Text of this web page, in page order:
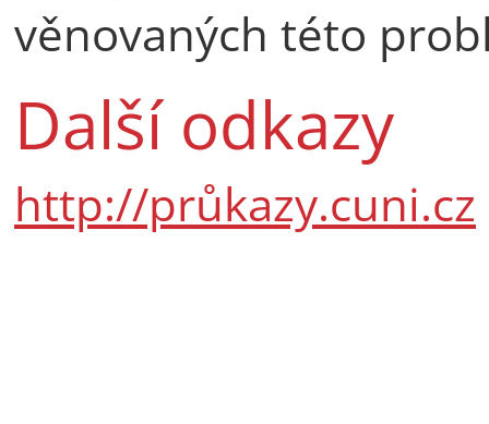
věnovaných této
Další odkazy
http://průkazy.cuni.cz